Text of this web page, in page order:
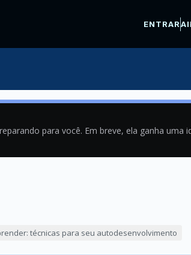
ENTRAR
para você. Em breve, ela ganha
técnicas para seu autodesenvolvimento